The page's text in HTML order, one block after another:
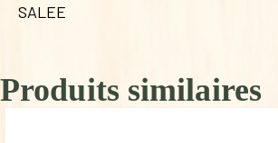
SALEE
Produits similaires